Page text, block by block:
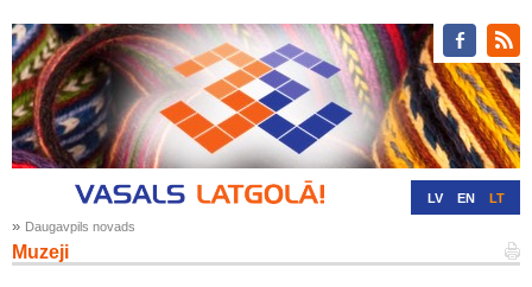
LV EN LT
» Daugavpils novads
Muzeji